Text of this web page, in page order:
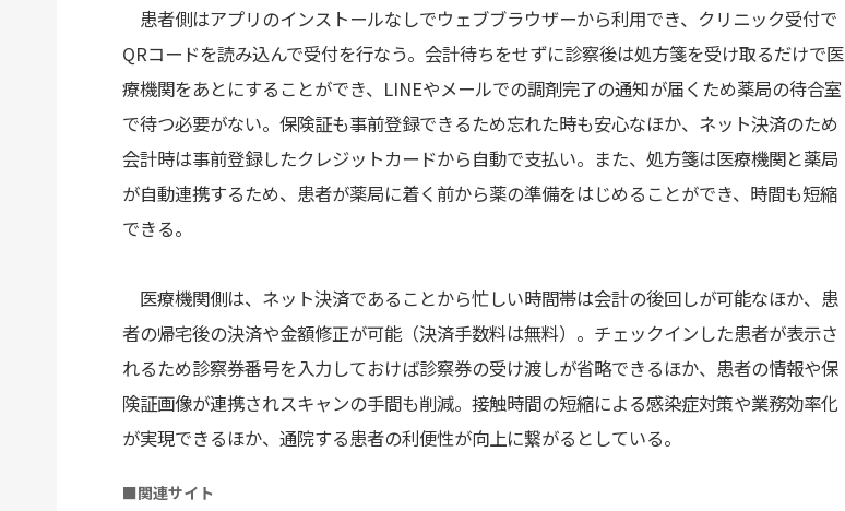
患者側はアプリのインストールなしでウェブブラウザーから利用でき、クリニック受付で
QRコードを読み込んで受付を行なう。会計待ちをせずに診察後は処方箋を受け取るだけで医
療機関をあとにすることができ、LINEやメールでの調剤完了の通知が届くため薬局の待合室
で待つ必要がない。保険証も事前登録できるため忘れた時も安心なほか、ネット決済のため
会計時は事前登録したクレジットカードから自動で支払い。また、処方箋は医療機関と薬局
が自動連携するため、患者が薬局に着く前から薬の準備をはじめることができ、時間も短縮
できる。
医療機関側は、ネット決済であることから忙しい時間帯は会計の後回しが可能なほか、患
者の帰宅後の決済や金額修正が可能（決済手数料は無料）。チェックインした患者が表示さ
れるため診察券番号を入力しておけば診察券の受け渡しが省略できるほか、患者の情報や保
険証画像が連携されスキャンの手間も削減。接触時間の短縮による感染症対策や業務効率化
が実現できるほか、通院する患者の利便性が向上に繋がるとしている。
■関連サイト